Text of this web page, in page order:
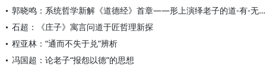
郭晓鸣：系统哲学新解《道德经》首章——形上演绎老子的道-有-无三角
石超：《庄子》寓言问道于匠哲理新探
程亚林：“通而不失于兑”辨析
冯国超：论老子“报怨以德”的思想